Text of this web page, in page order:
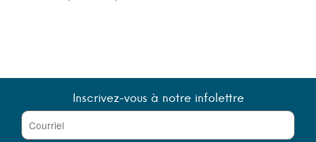
Inscrivez-vous à notre infolettre